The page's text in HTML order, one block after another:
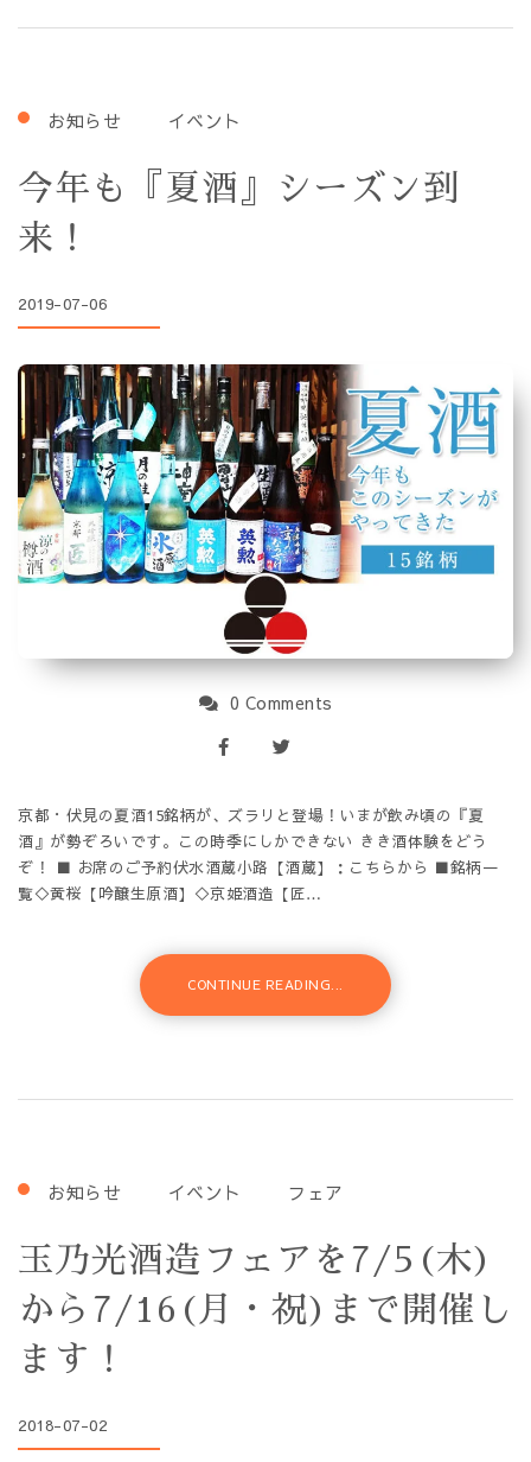
お知らせ イベント
今年も『夏酒』シーズン到
来！
2019-07-06
0 Comments
京都・伏見の夏酒15銘柄が、ズラリと登場！いまが飲み頃の『夏
酒』が勢ぞろいです。この時季にしかできない きき酒体験をどう
ぞ！ ■ お席のご予約伏水酒蔵小路【酒蔵】：こちらから ■銘柄一
覧◇黄桜【吟醸生原酒】◇京姫酒造【匠…
CONTINUE READING...
お知らせ イベント フェア
玉乃光酒造フェアを7/5(木)
から7/16(月・祝)まで開催し
ます！
2018-07-02